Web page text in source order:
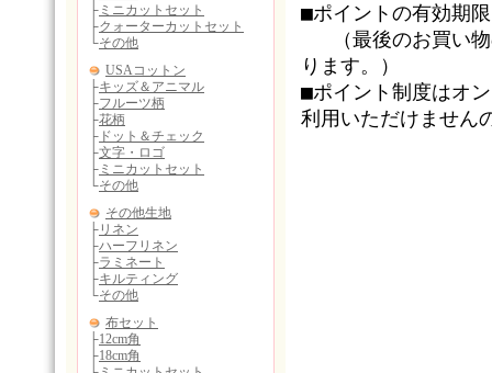
■ポイントの有効期
（最後のお買い物
ります。）
■ポイント制度はオ
利用いただけません